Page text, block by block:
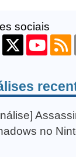
sociais
no